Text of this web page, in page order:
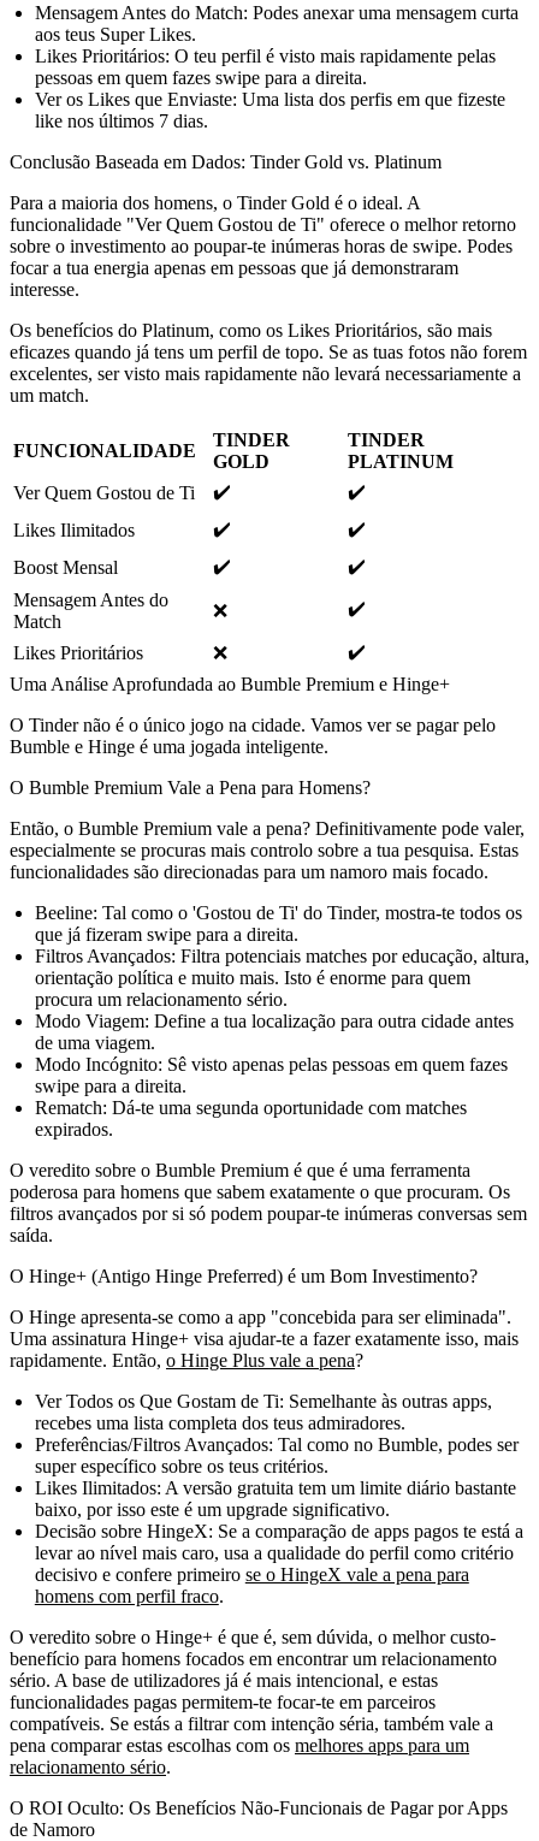
Mensagem Antes do Match: Podes anexar uma mensagem curta
aos teus Super Likes.
Likes Prioritários: O teu perfil é visto mais rapidamente pelas
pessoas em quem fazes swipe para a direita.
Ver os Likes que Enviaste: Uma lista dos perfis em que fizeste
like nos últimos 7 dias.
Conclusão Baseada em Dados: Tinder Gold vs. Platinum
Para a maioria dos homens, o Tinder Gold é o ideal. A
funcionalidade "Ver Quem Gostou de Ti" oferece o melhor retorno
sobre o investimento ao poupar-te inúmeras horas de swipe. Podes
focar a tua energia apenas em pessoas que já demonstraram
interesse.
Os benefícios do Platinum, como os Likes Prioritários, são mais
eficazes quando já tens um perfil de topo. Se as tuas fotos não forem
excelentes, ser visto mais rapidamente não levará necessariamente a
um match.
FUNCIONALIDADE
TINDER
GOLD
TINDER
PLATINUM
Ver Quem Gostou de Ti
✔️
✔️
Likes Ilimitados
✔️
✔️
Boost Mensal
✔️
✔️
Mensagem Antes do
Match
❌ ✔️
Likes Prioritários ❌
✔️
Uma Análise Aprofundada ao Bumble Premium e Hinge+
O Tinder não é o único jogo na cidade. Vamos ver se pagar pelo
Bumble e Hinge é uma jogada inteligente.
O Bumble Premium Vale a Pena para Homens?
Então, o Bumble Premium vale a pena? Definitivamente pode valer,
especialmente se procuras mais controlo sobre a tua pesquisa. Estas
funcionalidades são direcionadas para um namoro mais focado.
Beeline: Tal como o 'Gostou de Ti' do Tinder, mostra-te todos os
que já fizeram swipe para a direita.
Filtros Avançados: Filtra potenciais matches por educação, altura,
orientação política e muito mais. Isto é enorme para quem
procura um relacionamento sério.
Modo Viagem: Define a tua localização para outra cidade antes
de uma viagem.
Modo Incógnito: Sê visto apenas pelas pessoas em quem fazes
swipe para a direita.
Rematch: Dá-te uma segunda oportunidade com matches
expirados.
O veredito sobre o Bumble Premium é que é uma ferramenta
poderosa para homens que sabem exatamente o que procuram. Os
filtros avançados por si só podem poupar-te inúmeras conversas sem
saída.
O Hinge+ (Antigo Hinge Preferred) é um Bom Investimento?
O Hinge apresenta-se como a app "concebida para ser eliminada".
Uma assinatura Hinge+ visa ajudar-te a fazer exatamente isso, mais
rapidamente. Então, o Hinge Plus vale a pena?
Ver Todos os Que Gostam de Ti: Semelhante às outras apps,
recebes uma lista completa dos teus admiradores.
Preferências/Filtros Avançados: Tal como no Bumble, podes ser
super específico sobre os teus critérios.
Likes Ilimitados: A versão gratuita tem um limite diário bastante
baixo, por isso este é um upgrade significativo.
Decisão sobre HingeX: Se a comparação de apps pagos te está a
levar ao nível mais caro, usa a qualidade do perfil como critério
decisivo e confere primeiro se o HingeX vale a pena para
homens com perfil fraco.
O veredito sobre o Hinge+ é que é, sem dúvida, o melhor custo-
benefício para homens focados em encontrar um relacionamento
sério. A base de utilizadores já é mais intencional, e estas
funcionalidades pagas permitem-te focar-te em parceiros
compatíveis. Se estás a filtrar com intenção séria, também vale a
pena comparar estas escolhas com os melhores apps para um
relacionamento sério.
O ROI Oculto: Os Benefícios Não-Funcionais de Pagar por Apps
de Namoro